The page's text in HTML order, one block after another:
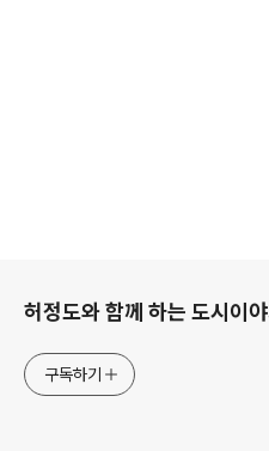
허정도와 함께 하는 도시이야
구독하기